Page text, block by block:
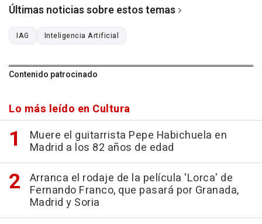
Últimas noticias sobre estos temas
IAG Inteligencia Artificial
Contenido patrocinado
Lo más leído en Cultura
Muere el guitarrista Pepe Habichuela en
Madrid a los 82 años de edad
Arranca el rodaje de la película 'Lorca' de
Fernando Franco, que pasará por Granada,
Madrid y Soria